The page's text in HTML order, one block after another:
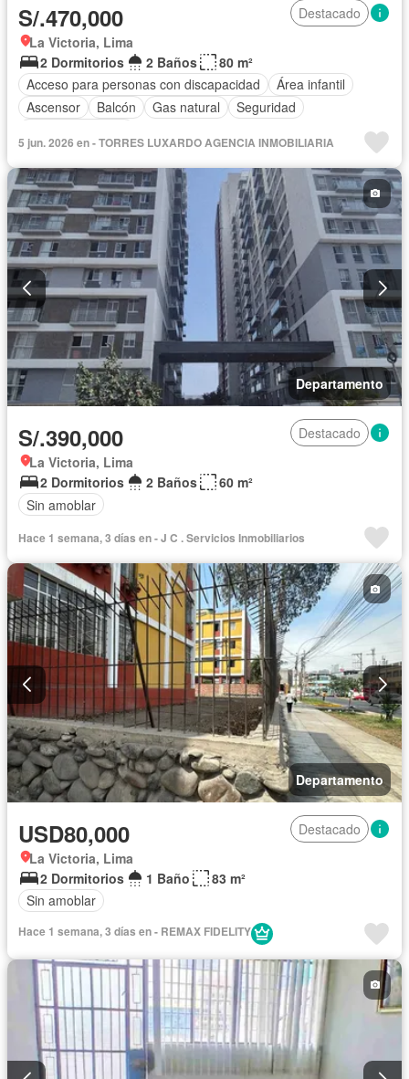
S/.470,000
Destacado
La Victoria, Lima
2 Dormitorios
2 Baños
80 m²
Acceso para personas con discapacidad
Área infantil
Ascensor
Balcón Gas natural
Seguridad
5 jun. 2026 en - TORRES LUXARDO AGENCIA INMOBILIARIA
Departamento
S/.390,000
Destacado
La Victoria, Lima
2 Dormitorios
2 Baños
60 m²
Sin amoblar
Hace 1 semana, 3 días en - J C . Servicios Inmobiliarios
Departamento
USD80,000
Destacado
La Victoria, Lima
2 Dormitorios
1 Baño
83 m²
Sin amoblar
Hace 1 semana, 3 días en - REMAX FIDELITY